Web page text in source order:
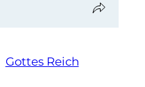
Gottes Reich